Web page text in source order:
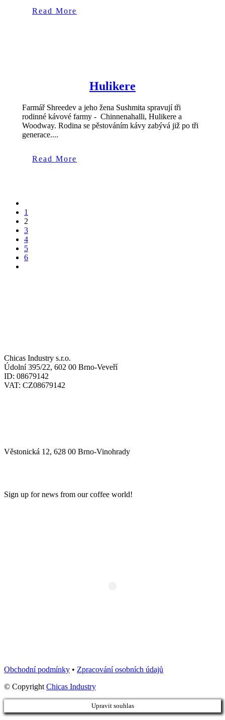
Read More
Hulikere
Farmář Shreedev a jeho žena Sushmita spravují tři
rodinné kávové farmy - Chinnenahalli, Hulikere a
Woodway. Rodina se pěstováním kávy zabývá již po tři
generace....
Read More
1
2
3
4
5
6
Chicas Industry s.r.o.
Údolní 395/22, 602 00 Brno-Veveří
ID: 08679142
VAT: CZ08679142
Věstonická 12, 628 00 Brno-Vinohrady
Sign up for news from our coffee world!
Obchodní podmínky • Zpracování osobních údajů
© Copyright Chicas Industry
Upravit souhlas